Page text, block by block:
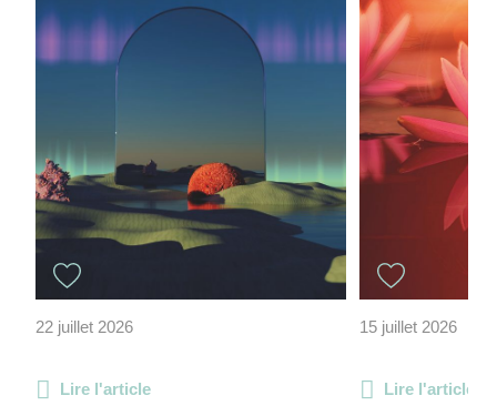
22 juillet 2026
Lire l'article
15 juillet 2026
Lire l'article